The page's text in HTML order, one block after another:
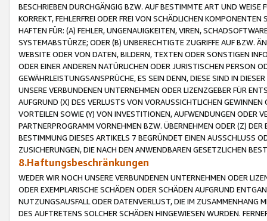
BESCHRIEBEN DURCHGÄNGIG BZW. AUF BESTIMMTE ART UND
KORREKT, FEHLERFREI ODER FREI VON SCHÄDLICHEN
HAFTEN FÜR: (A) FEHLER, UNGENAUIGKEITEN, VIREN,
SYSTEMABSTÜRZE; ODER (B) UNBERECHTIGTE ZUGRIFFE AUF BZW.
WEBSITE ODER VON DATEN, BILDERN, TEXTEN ODER SONSTIGEN
ODER EINER ANDEREN NATÜRLICHEN ODER JURISTISCHEN PERSON
GEWÄHRLEISTUNGSANSPRÜCHE, ES SEIN DENN, DIESE SIND IN
UNSERE VERBUNDENEN UNTERNEHMEN ODER LIZENZGEBER FÜR
AUFGRUND (X) DES VERLUSTS VON VORAUSSICHTLICHEN
VORTEILEN SOWIE (Y) VON INVESTITIONEN, AUFWENDUNGEN ODER
PARTNERPROGRAMM VORNEHMEN BZW. ÜBERNEHMEN ODER (Z)
BESTIMMUNG DIESES ARTIKELS 7 BEGRÜNDET EINEN AUSSCHLUSS
ZUSICHERUNGEN, DIE NACH DEN ANWENDBAREN GESETZLICHEN
8.Haftungsbeschränkungen
WEDER WIR NOCH UNSERE VERBUNDENEN UNTERNEHMEN ODER
ODER EXEMPLARISCHE SCHÄDEN ODER SCHÄDEN AUFGRUND
NUTZUNGSAUSFALL ODER DATENVERLUST, DIE IM ZUSAMMENHANG
DES AUFTRETENS SOLCHER SCHÄDEN HINGEWIESEN WURDEN.